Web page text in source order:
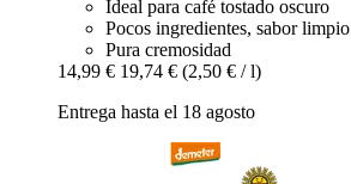
Ideal para café tostado oscuro
Pocos ingredientes, sabor limpio
Pura cremosidad
14,99 € 19,74 € (2,50 € / l)
Entrega hasta el 18 agosto